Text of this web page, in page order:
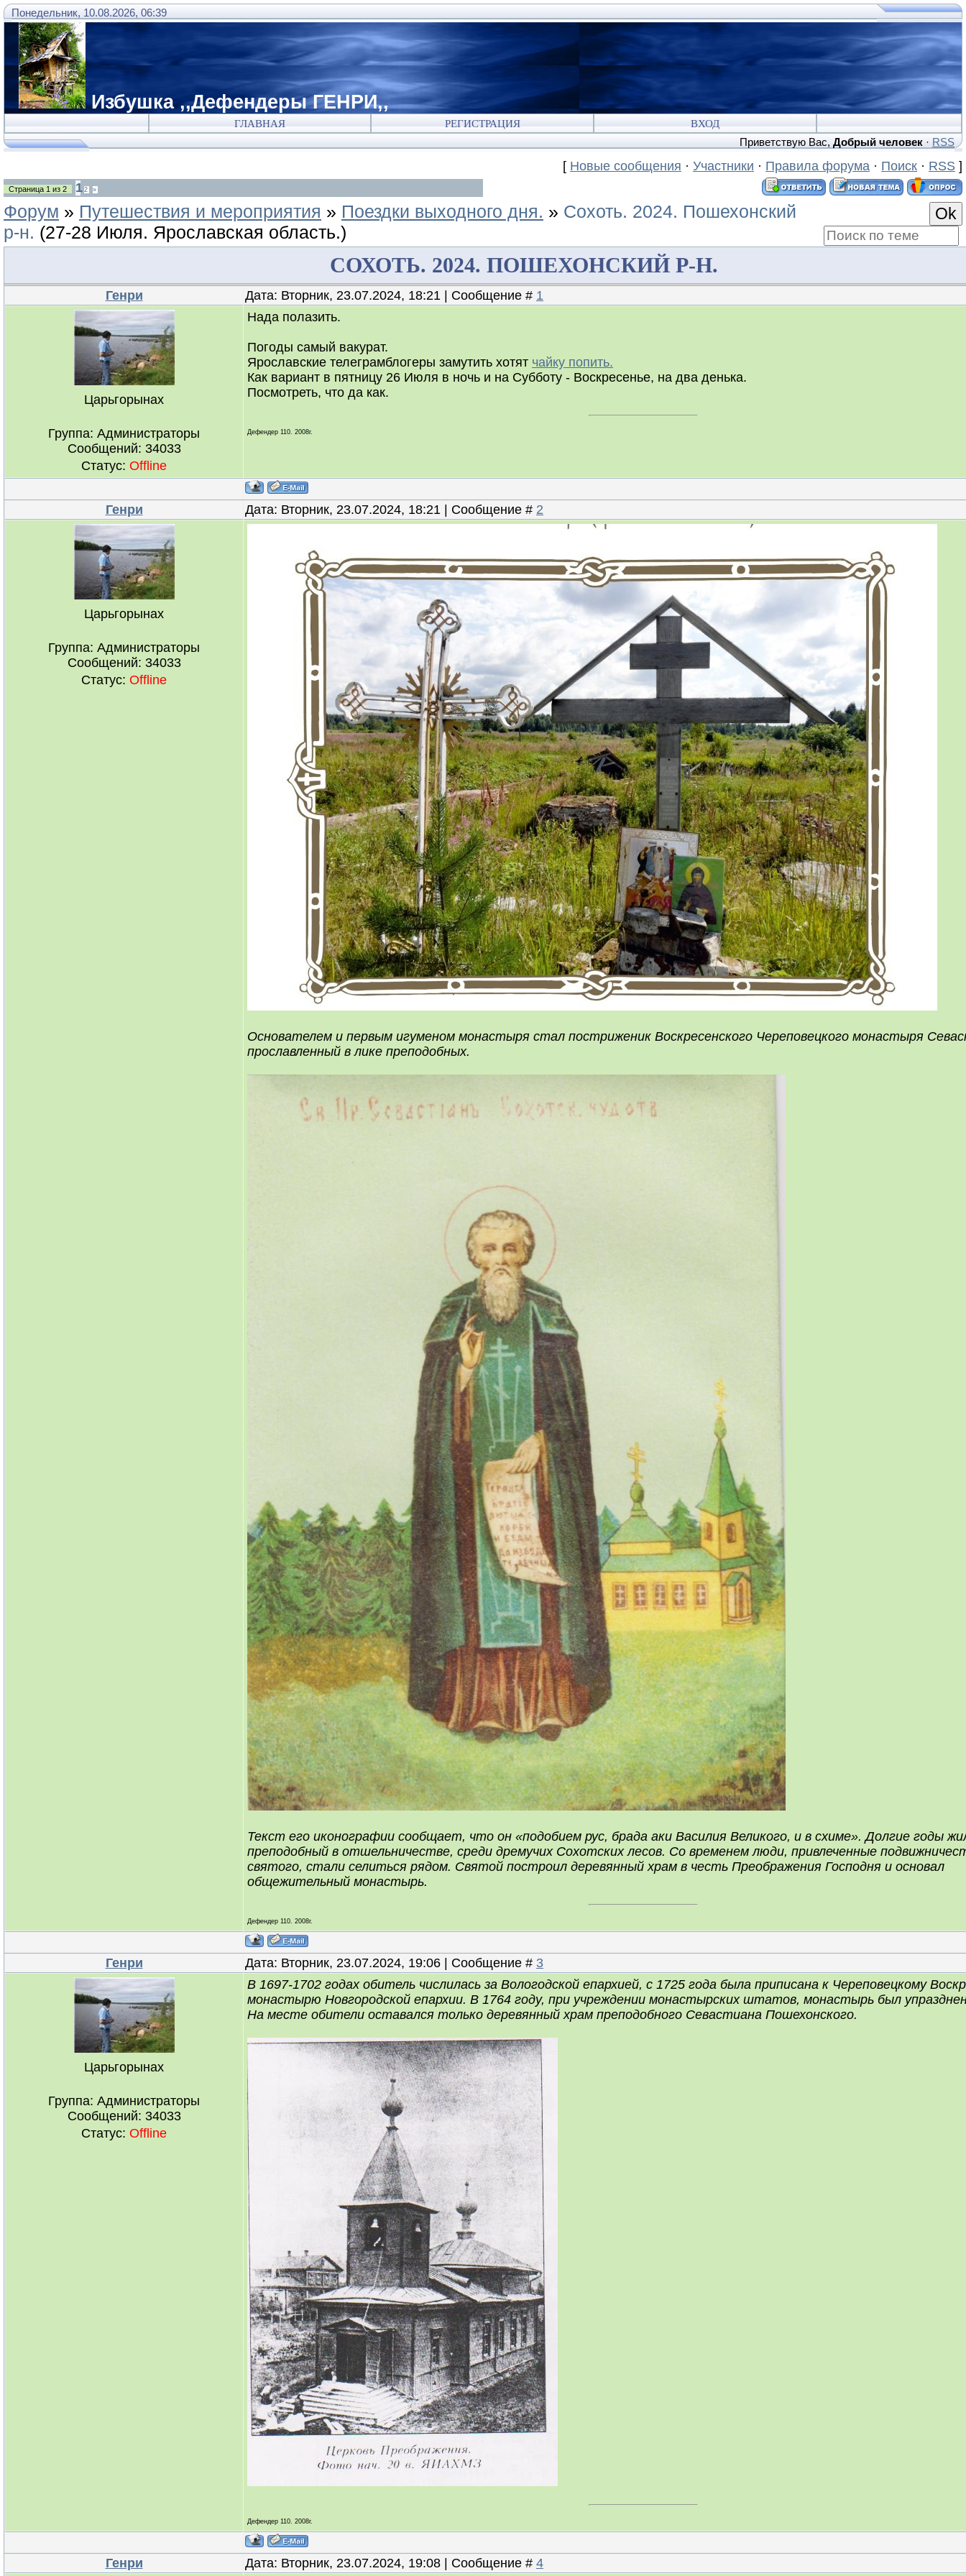
Понедельник, 10.08.2026, 06:39
Избушка ,,Дефендеры ГЕНРИ,,
ГЛАВНАЯ РЕГИСТРАЦИЯ ВХОД
Приветствую Вас, Добрый человек · RSS
[ Новые сообщения · Участники · Правила форума · Поиск · RSS ]
Страница 1 из 2 1 2 »
Форум » Путешествия и мероприятия » Поездки выходного дня. » Сохоть. 2024. Пошехонский
р-н. (27-28 Июля. Ярославская область.)
СОХОТЬ. 2024. ПОШЕХОНСКИЙ Р-Н.
Генри Дата: Вторник, 23.07.2024, 18:21 | Сообщение # 1
Царьгорынах
Группа: Администраторы
Сообщений: 34033
Статус: Offline
Нада полазить.
Погоды самый вакурат.
Ярославские телеграмблогеры замутить хотят чайку попить.
Как вариант в пятницу 26 Июля в ночь и на Субботу - Воскресенье, на два денька.
Посмотреть, что да как.
Дефендер 110. 2008г.
Генри Дата: Вторник, 23.07.2024, 18:21 | Сообщение # 2
Царьгорынах
Группа: Администраторы
Сообщений: 34033
Статус: Offline
Основателем и первым игуменом монастыря стал постриженик Воскресенского Череповецкого монастыря
прославленный в лике преподобных.
Текст его иконографии сообщает, что он «подобием рус, брада аки Василия Великого, и в схиме». Долгие годы
преподобный в отшельничестве, среди дремучих Сохотских лесов. Со временем люди, привлеченные
святого, стали селиться рядом. Святой построил деревянный храм в честь Преображения Господня и основал
общежительный монастырь.
Дефендер 110. 2008г.
Генри Дата: Вторник, 23.07.2024, 19:06 | Сообщение # 3
Царьгорынах
Группа: Администраторы
Сообщений: 34033
Статус: Offline
В 1697-1702 годах обитель числилась за Вологодской епархией, с 1725 года была приписана к Череповецкому
монастырю Новгородской епархии. В 1764 году, при учреждении монастырских штатов, монастырь был
На месте обители оставался только деревянный храм преподобного Севастиана Пошехонского.
Дефендер 110. 2008г.
Генри Дата: Вторник, 23.07.2024, 19:08 | Сообщение # 4